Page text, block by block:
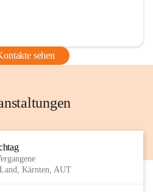
sehen
Kärnten, AUT